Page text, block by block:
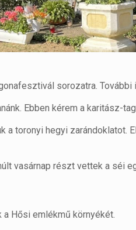
sorozatra. További
Ebben kérem a karitász-
a toronyi hegyi zarándoklatot.
vasárnap részt vettek a séi
Hősi emlékmű környékét.